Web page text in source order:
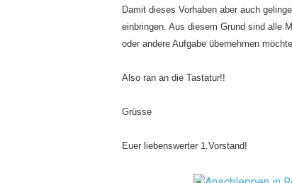
Damit dieses Vorhaben aber auch
einbringen. Aus diesem Grund sind alle
oder andere Aufgabe übernehmen
Also ran an die Tastatur!!
Grüsse
Euer liebenswerter 1.Vorstand!